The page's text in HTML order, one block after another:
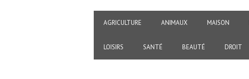
AGRICULTURE ANIMAUX MAISON
LOISIRS SANTÉ BEAUTÉ DROIT